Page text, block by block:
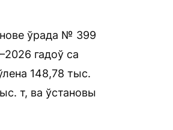
ўрада № 399
гадоў са
148,78 тыс.
т, ва ўстановы